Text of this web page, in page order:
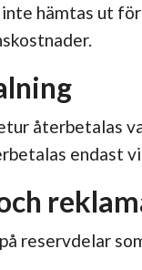
inte hämtas ut
återbetalas
endast
reservdelar